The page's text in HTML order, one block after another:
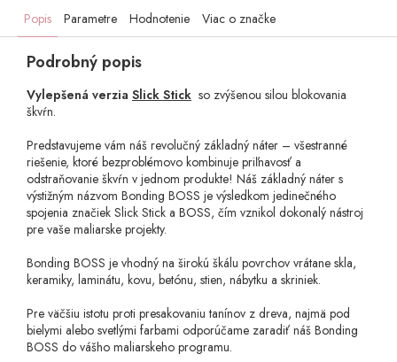
Popis Parametre Hodnotenie Viac o značke
Podrobný popis
Vylepšená verzia Slick Stick so zvýšenou silou blokovania
škvŕn.
Predstavujeme vám náš revolučný základný náter – všestranné
riešenie, ktoré bezproblémovo kombinuje priľnavosť a
odstraňovanie škvŕn v jednom produkte! Náš základný náter s
výstižným názvom Bonding BOSS je výsledkom jedinečného
spojenia značiek Slick Stick a BOSS, čím vznikol dokonalý nástroj
pre vaše maliarske projekty.
Bonding BOSS je vhodný na širokú škálu povrchov vrátane skla,
keramiky, laminátu, kovu, betónu, stien, nábytku a skriniek.
Pre väčšiu istotu proti presakovaniu tanínov z dreva, najmä pod
bielymi alebo svetlými farbami odporúčame zaradiť náš Bonding
BOSS do vášho maliarskeho programu.